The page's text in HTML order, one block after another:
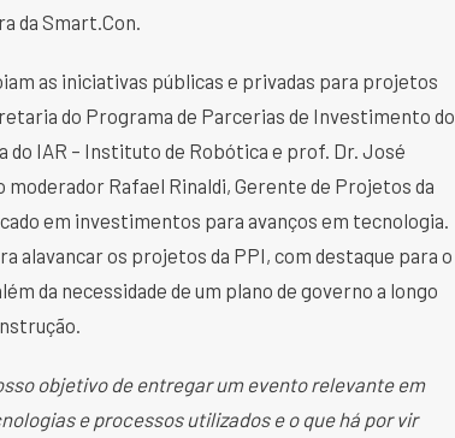
da Smart.Con.
as iniciativas públicas e privadas para projetos
do Programa de Parcerias de Investimento do
IAR – Instituto de Robótica e prof. Dr. José
Rafael Rinaldi, Gerente de Projetos da
em investimentos para avanços em tecnologia.
alavancar os projetos da PPI, com destaque para o
da necessidade de um plano de governo a longo
objetivo de entregar um evento relevante em
e processos utilizados e o que há por vir